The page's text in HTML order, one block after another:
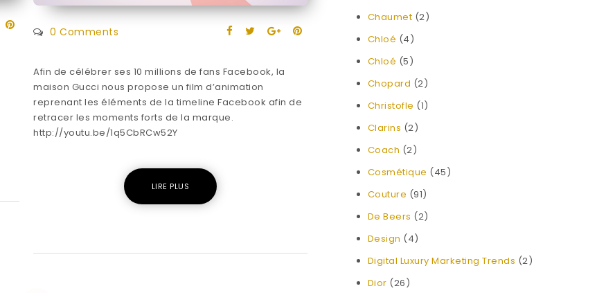
0 Comments
Afin de célébrer ses 10 millions de fans Facebook, la
maison Gucci nous propose un film d’animation
reprenant les éléments de la timeline Facebook afin de
retracer les moments forts de la marque.
http://youtu.be/1q5CbRCw52Y
LIRE PLUS
Chaumet (2)
Chloé (4)
Chloé (5)
Chopard (2)
Christofle (1)
Clarins (2)
Coach (2)
Cosmétique (45)
Couture (91)
De Beers (2)
Design (4)
Digital Luxury Marketing Trends (2)
Dior (26)